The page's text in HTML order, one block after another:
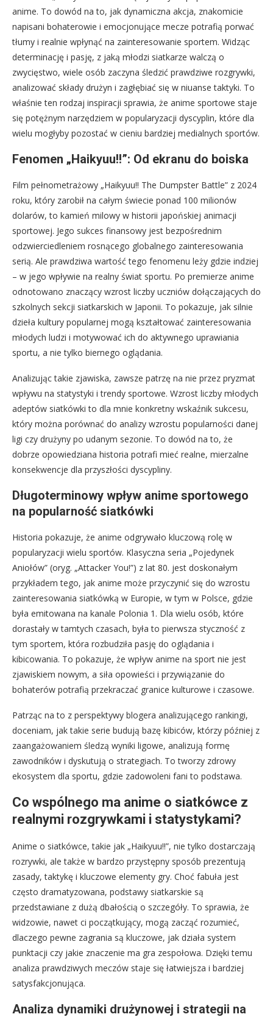
anime. To dowód na to, jak dynamiczna akcja, znakomicie
napisani bohaterowie i emocjonujące mecze potrafią porwać
tłumy i realnie wpłynąć na zainteresowanie sportem. Widząc
determinację i pasję, z jaką młodzi siatkarze walczą o
zwycięstwo, wiele osób zaczyna śledzić prawdziwe rozgrywki,
analizować składy drużyn i zagłębiać się w niuanse taktyki. To
właśnie ten rodzaj inspiracji sprawia, że anime sportowe staje
się potężnym narzędziem w popularyzacji dyscyplin, które dla
wielu mogłyby pozostać w cieniu bardziej medialnych sportów.
Fenomen „Haikyuu!!”: Od ekranu do boiska
Film pełnometrażowy „Haikyuu!! The Dumpster Battle” z 2024
roku, który zarobił na całym świecie ponad 100 milionów
dolarów, to kamień milowy w historii japońskiej animacji
sportowej. Jego sukces finansowy jest bezpośrednim
odzwierciedleniem rosnącego globalnego zainteresowania
serią. Ale prawdziwa wartość tego fenomenu leży gdzie indziej
– w jego wpływie na realny świat sportu. Po premierze anime
odnotowano znaczący wzrost liczby uczniów dołączających do
szkolnych sekcji siatkarskich w Japonii. To pokazuje, jak silnie
dzieła kultury popularnej mogą kształtować zainteresowania
młodych ludzi i motywować ich do aktywnego uprawiania
sportu, a nie tylko biernego oglądania.
Analizując takie zjawiska, zawsze patrzę na nie przez pryzmat
wpływu na statystyki i trendy sportowe. Wzrost liczby młodych
adeptów siatkówki to dla mnie konkretny wskaźnik sukcesu,
który można porównać do analizy wzrostu popularności danej
ligi czy drużyny po udanym sezonie. To dowód na to, że
dobrze opowiedziana historia potrafi mieć realne, mierzalne
konsekwencje dla przyszłości dyscypliny.
Długoterminowy wpływ anime sportowego
na popularność siatkówki
Historia pokazuje, że anime odgrywało kluczową rolę w
popularyzacji wielu sportów. Klasyczna seria „Pojedynek
Aniołów” (oryg. „Attacker You!”) z lat 80. jest doskonałym
przykładem tego, jak anime może przyczynić się do wzrostu
zainteresowania siatkówką w Europie, w tym w Polsce, gdzie
była emitowana na kanale Polonia 1. Dla wielu osób, które
dorastały w tamtych czasach, była to pierwsza styczność z
tym sportem, która rozbudziła pasję do oglądania i
kibicowania. To pokazuje, że wpływ anime na sport nie jest
zjawiskiem nowym, a siła opowieści i przywiązanie do
bohaterów potrafią przekraczać granice kulturowe i czasowe.
Patrząc na to z perspektywy blogera analizującego rankingi,
doceniam, jak takie serie budują bazę kibiców, którzy później z
zaangażowaniem śledzą wyniki ligowe, analizują formę
zawodników i dyskutują o strategiach. To tworzy zdrowy
ekosystem dla sportu, gdzie zadowoleni fani to podstawa.
Co wspólnego ma anime o siatkówce z
realnymi rozgrywkami i statystykami?
Anime o siatkówce, takie jak „Haikyuu!!”, nie tylko dostarczają
rozrywki, ale także w bardzo przystępny sposób prezentują
zasady, taktykę i kluczowe elementy gry. Choć fabuła jest
często dramatyzowana, podstawy siatkarskie są
przedstawiane z dużą dbałością o szczegóły. To sprawia, że
widzowie, nawet ci początkujący, mogą zacząć rozumieć,
dlaczego pewne zagrania są kluczowe, jak działa system
punktacji czy jakie znaczenie ma gra zespołowa. Dzięki temu
analiza prawdziwych meczów staje się łatwiejsza i bardziej
satysfakcjonująca.
Analiza dynamiki drużynowej i strategii na